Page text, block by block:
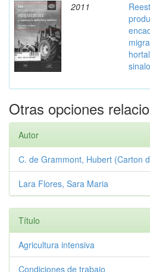
2011
Otras opciones
Autor
C. de Grammont, Hubert (Carton
Lara Flores, Sara Maria
Título
Agricultura intensiva
Condiciones de trabajo